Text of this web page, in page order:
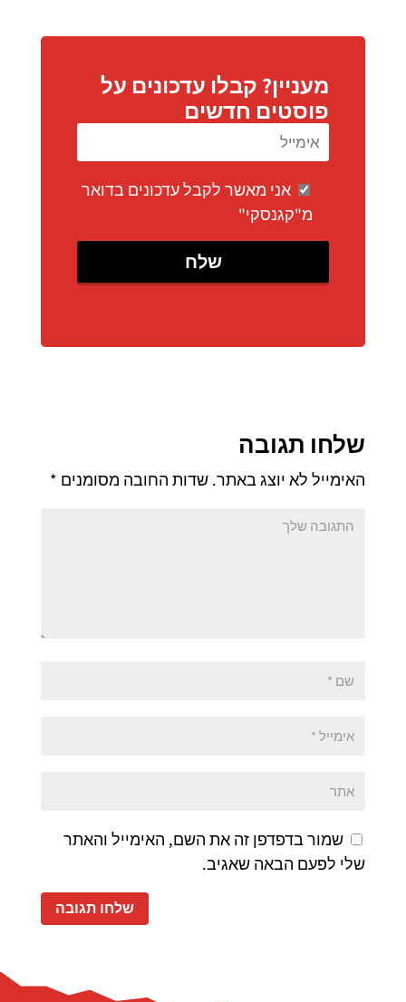
מעניין? קבלו עדכונים על
פוסטים חדשים
אני מאשר לקבל עדכונים בדואר
מ"קגנסקי"
שלחו תגובה
האימייל לא יוצג באתר. שדות החובה מסומנים *
שמור בדפדפן זה את השם, האימייל והאתר
שלי לפעם הבאה שאגיב.